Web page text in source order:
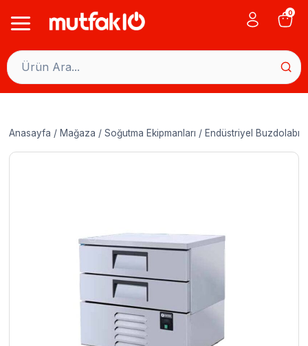
0
Anasayfa / Mağaza / Soğutma Ekipmanları / Endüstriyel Buzdolabı